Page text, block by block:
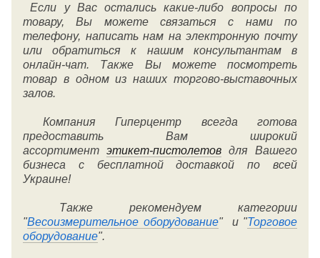
Если у Вас остались какие-либо вопросы по
товару, Вы можете связаться с нами по
телефону, написать нам на электронную почту
или обратиться к нашим консультантам в
онлайн-чат. Также Вы можете посмотреть
товар в одном из наших торгово-выставочных
залов.
Компания Гиперцентр всегда готова
предоставить Вам широкий
ассортимент этикет-пистолетов для Вашего
бизнеса с бесплатной доставкой по всей
Украине!
Также рекомендуем категории
"Весоизмерительное оборудование" и "Торговое
оборудование".